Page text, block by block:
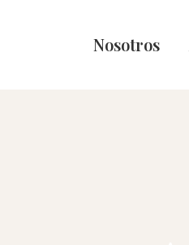
Nosotros